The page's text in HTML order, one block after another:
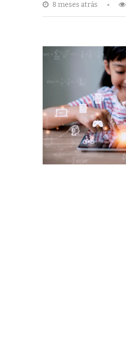
8 meses atrás